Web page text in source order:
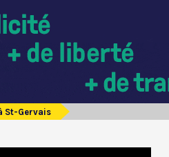
St-Gervais